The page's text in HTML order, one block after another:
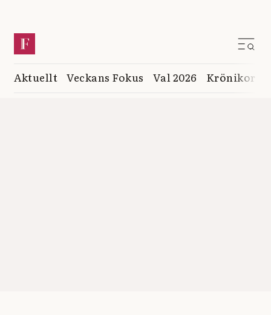
Aktuellt Veckans Fokus Val 2026 Krönikor